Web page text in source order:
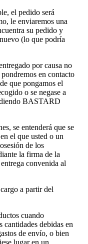
el pedido será
le enviaremos una
su pedido y
(lo que podría
por causa no
en contacto
que pongamos el
o se negase a
BASTARD
se entenderá que se
el que usted o un
de los
la firma de la
convenida al
a partir del
cuando
cantidades debidas en
de envío, o bien
lugar en un